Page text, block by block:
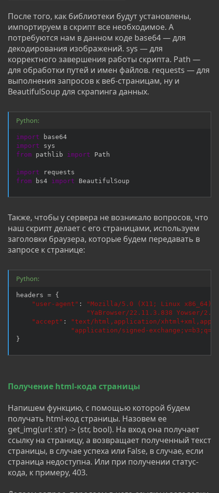
После того, как библиотеки будут установлены,
импортируем в скрипт все необходимое. А
потребуются нам в данном коде base64 — для
декодирования изображений. sys — для
корректного завершения работы скрипта. Path —
для обработки путей и имен файлов. requests — для
выполнения запросов к веб-страницам, ну и
BeautifulSoup для скрапинга данных.
Python:
import
import
from pathlib import Path
import
from bs4 import BeautifulSoup
Также, чтобы у сервера не возникало вопросов, что
наш скрипт делает с его страницами, используем
заголовки браузера, которые будем передавать в
запросе к странице:
Python:
headers = {
"user-agent" :
"Mozilla/5.0 (X11; Linux x86_64)
"YaBrowser/22.11.3.838 Yowser/
"accept" :
"text/html,application/
"application/signed-
}
Получение html-кода страницы
Напишем функцию, с помощью которой будем
получать html-код страницы. Назовем ее
get_img(url: str) -> (str, bool). На вход она получает
ссылку на страницу, а возвращает полученный текст
страницы, в случае успеха или False, в случае, если
страница недоступна. Или при получении статус-
кода, к примеру, 403.